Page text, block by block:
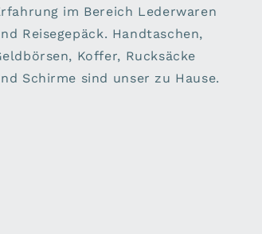
im Bereich Lederwaren
Reisegepäck. Handtaschen,
Koffer, Rucksäcke
Schirme sind unser zu Hause.